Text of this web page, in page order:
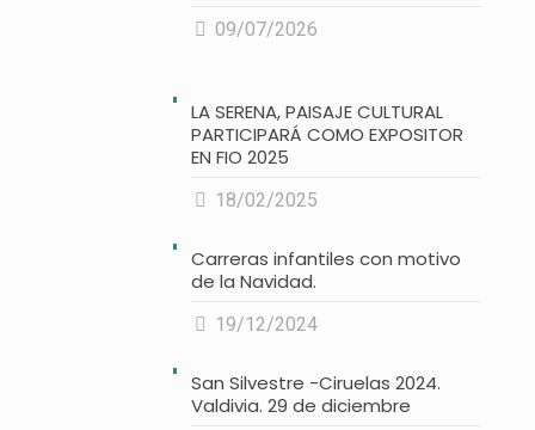
09/07/2026
LA SERENA, PAISAJE CULTURAL
PARTICIPARÁ COMO EXPOSITOR
EN FIO 2025
18/02/2025
Carreras infantiles con motivo
de la Navidad.
19/12/2024
San Silvestre -Ciruelas 2024.
Valdivia. 29 de diciembre